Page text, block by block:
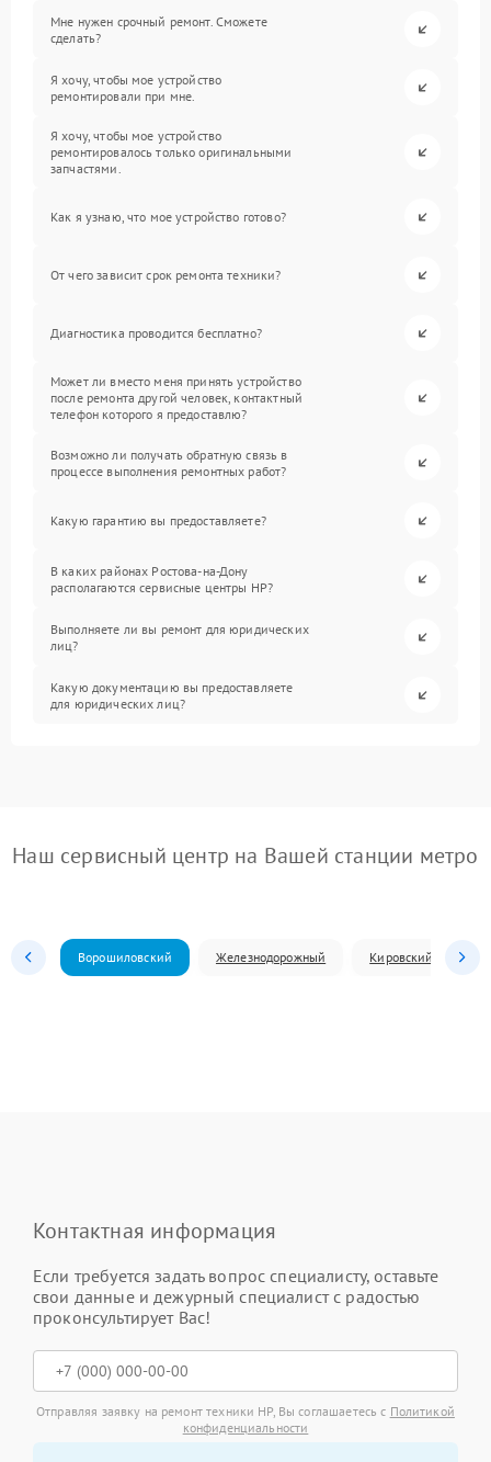
Мне нужен срочный ремонт. Сможете
сделать?
Я хочу, чтобы мое устройство
ремонтировали при мне.
Я хочу, чтобы мое устройство
ремонтировалось только оригинальными
запчастями.
Как я узнаю, что мое устройство готово?
От чего зависит срок ремонта техники?
Диагностика проводится бесплатно?
Может ли вместо меня принять устройство
после ремонта другой человек, контактный
телефон которого я предоставлю?
Возможно ли получать обратную связь в
процессе выполнения ремонтных работ?
Какую гарантию вы предоставляете?
В каких районах Ростова-на-Дону
располагаются сервисные центры HP?
Выполняете ли вы ремонт для юридических
лиц?
Какую документацию вы предоставляете
для юридических лиц?
Наш сервисный центр на Вашей станции метро
Ворошиловский Железнодорожный Кировский
Контактная информация
Если требуется задать вопрос специалисту, оставьте
свои данные и дежурный специалист с радостью
проконсультирует Вас!
Отправляя заявку на ремонт техники HP, Вы соглашаетесь с Политикой
конфиденциальности